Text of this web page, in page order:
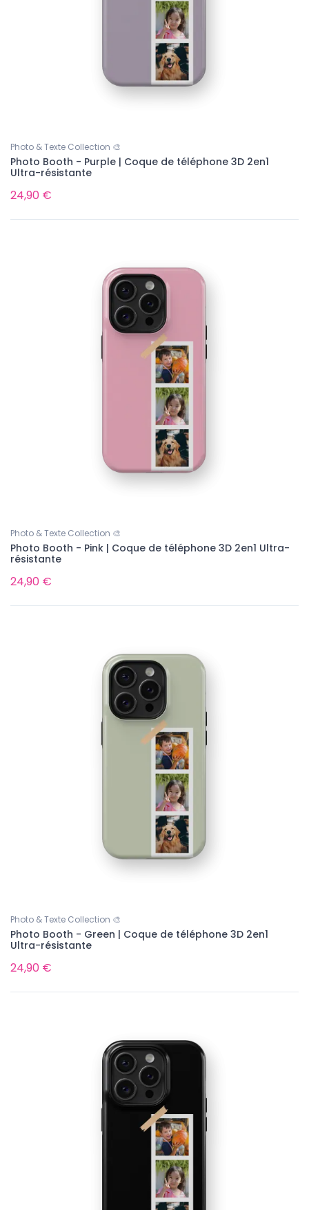
Photo & Texte Collection 🎨
Photo Booth - Purple | Coque de téléphone 3D 2en1
Ultra-résistante
24,90 €
Photo & Texte Collection 🎨
Photo Booth - Pink | Coque de téléphone 3D 2en1 Ultra-
résistante
24,90 €
Photo & Texte Collection 🎨
Photo Booth - Green | Coque de téléphone 3D 2en1
Ultra-résistante
24,90 €